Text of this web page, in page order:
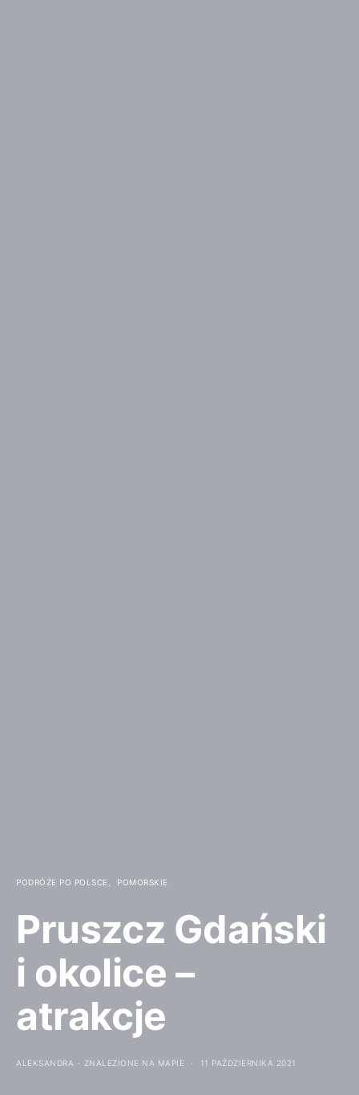
PODRÓŻE PO POLSCE POMORSKIE
Pruszcz Gdański
i okolice –
atrakcje
ALEKSANDRA - ZNALEZIONE NA MAPIE 11 PAŹDZIERNIKA 2021